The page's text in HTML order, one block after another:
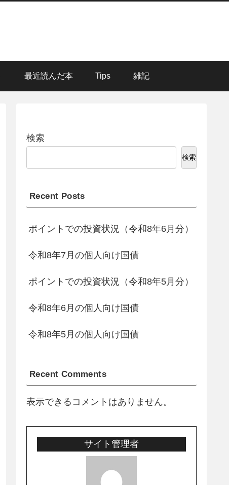
最近読んだ本 Tips 雑記
検索
検索
Recent Posts
ポイントでの投資状況（令和8年6月分）
令和8年7月の個人向け国債
ポイントでの投資状況（令和8年5月分）
令和8年6月の個人向け国債
令和8年5月の個人向け国債
Recent Comments
表示できるコメントはありません。
サイト管理者